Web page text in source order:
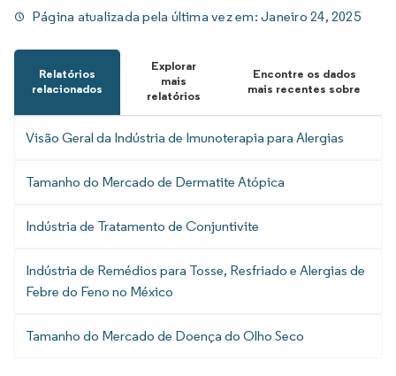
Página atualizada pela última vez em:Janeiro 24, 2025
Relatórios
relacionados
Explorar
mais
relatórios
Encontre os dados
mais recentes sobre
Visão Geral da Indústria de Imunoterapia para Alergias
Tamanho do Mercado de Dermatite Atópica
Indústria de Tratamento de Conjuntivite
Indústria de Remédios para Tosse, Resfriado e Alergias de
Febre do Feno no México
Tamanho do Mercado de Doença do Olho Seco